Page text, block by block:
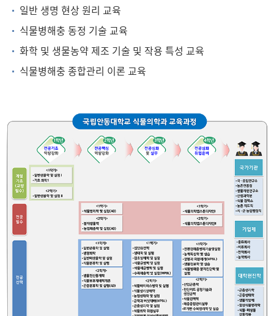
일반 생명 현상 원리 교육
식물병해충 동정 기술 교육
화학 및 생물농약 제조 기술 및 작용 특성 교육
식물병해충 종합관리 이론 교육